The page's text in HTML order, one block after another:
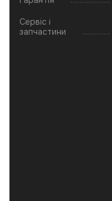
Сервіс і
запчастини